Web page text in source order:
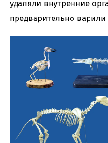
удаляли внутренние
предварительно варили